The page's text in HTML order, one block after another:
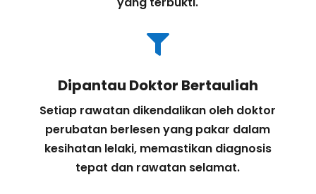

Dipantau Doktor Bertauliah
Setiap rawatan dikendalikan oleh doktor
perubatan berlesen yang pakar dalam
kesihatan lelaki, memastikan diagnosis
tepat dan rawatan selamat.